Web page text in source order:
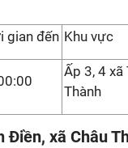
gian đến Khu vực
Ấp 3, 4 xã
Thành
Điền, xã Châu